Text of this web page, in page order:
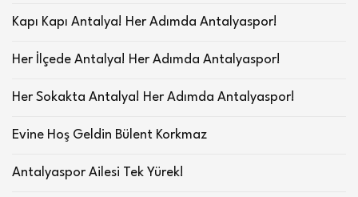
Kapı Kapı Antalya! Her Adımda Antalyaspor!
Her İlçede Antalya! Her Adımda Antalyaspor!
Her Sokakta Antalya! Her Adımda Antalyaspor!
Evine Hoş Geldin Bülent Korkmaz
Antalyaspor Ailesi Tek Yürek!